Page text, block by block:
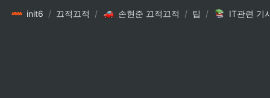
init6 / 끄적끄적 / 손현준 끄적끄적 / 팁 / IT관련 기